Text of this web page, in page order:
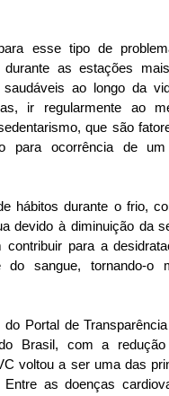
esse tipo de
durante as estações
saudáveis ao longo da
ir regularmente ao
que são
para ocorrência de
hábitos durante o frio,
devido à diminuição da
contribuir para a
do sangue, tornando-o
do Portal de
Brasil, com a
voltou a ser uma das
as doenças